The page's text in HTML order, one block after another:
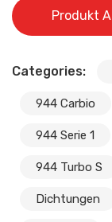
Produkt
Categories:
944 Carbio
944 Serie 1
944 Turbo S
Dichtungen